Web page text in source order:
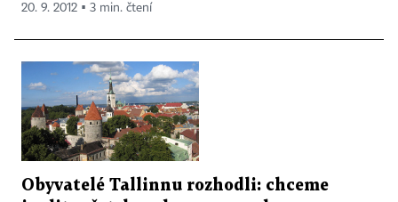
20. 9. 2012 ▪ 3 min. čtení
Obyvatelé Tallinnu rozhodli: chceme